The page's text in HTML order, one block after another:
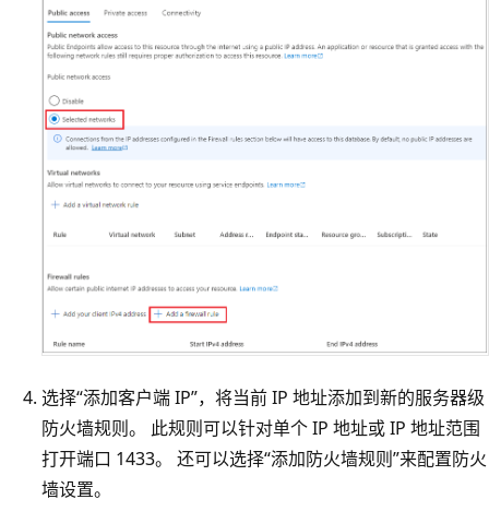
选择“添加客户端 IP”，将当前 IP 地址添加到新的服务器级
防火墙规则。 此规则可以针对单个 IP 地址或 IP 地址范围
打开端口 1433。 还可以选择“添加防火墙规则”来配置防火
墙设置。